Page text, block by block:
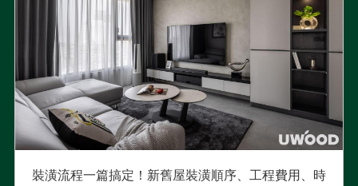
裝潢流程一篇搞定！新舊屋裝潢順序、工程費用、時